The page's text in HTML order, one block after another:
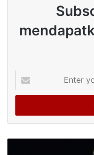
your
Email